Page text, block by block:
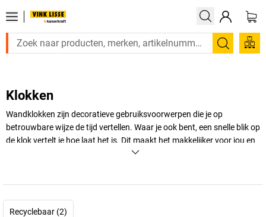
Zoeken
Klokken
Wandklokken zijn decoratieve gebruiksvoorwerpen die je op
betrouwbare wijze de tijd vertellen. Waar je ook bent, een snelle blik op
de klok vertelt je hoe laat het is. Dit maakt het makkelijker voor jou en
je werknemers om deadlines te halen en tijden nauwkeurig te klokken.
+Meer weergeven
Recyclebaar (2)